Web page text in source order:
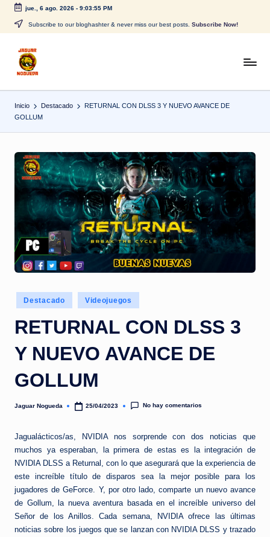
Saltar
contenido
jue., 6 ago. 2026- 9:03:55 PM
Subscribe to our bloghashter & never miss our best posts. Subscribe Now!
J
a
g
u
a
r
N
g
u
e
d
a
CONTENIDO
Inicio Destacado
RETURNAL CON DLSS 3 Y NUEVO AVANCE DE
GOLLUM
Publicado
en
Destacado Videojuegos
RETURNAL CON DLSS 3
Y NUEVO AVANCE DE
GOLLUM
Publicado
Jaguar Nogueda 25/04/2023 No hay comentarios
Jagualácticos/as, NVIDIA nos sorprende con dos noticias que
muchos ya esperaban, la primera de estas es la integración de
NVIDIA DLSS a Returnal, con lo que asegurará que la experiencia de
este increíble título de disparos sea la mejor posible para los
jugadores de GeForce. Y, por otro lado, comparte un nuevo avance
de Gollum, la nueva aventura basada en el increíble universo del
Señor de los Anillos. Cada semana, NVIDIA ofrece las últimas
noticias sobre los juegos que se lanzan con NVIDIA DLSS y trazado